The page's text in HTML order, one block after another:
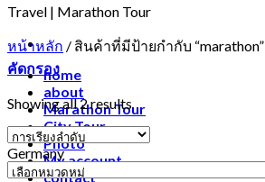
Travel | Marathon Tour
home
about
Marathon Tour
City Tour
Photo
My account
contact
หน้าหลัก / สินค้าที่มีป้ายกำกับ “marathon”
คัดกรอง
Showing all 2 results
Germany
Germany